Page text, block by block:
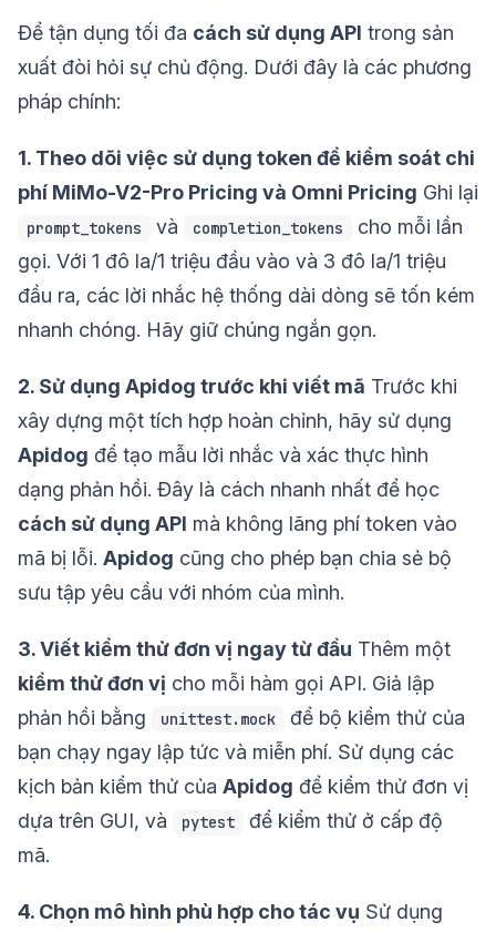
Để tận dụng tối đa cách sử dụng API trong sản
xuất đòi hỏi sự chủ động. Dưới đây là các phương
pháp chính:
1. Theo dõi việc sử dụng token để kiểm soát chi
phí MiMo-V2-Pro Pricing và Omni Pricing Ghi lại
prompt_tokens và completion_tokens
cho mỗi lần
gọi. Với 1 đô la/1 triệu đầu vào và 3 đô la/1 triệu
đầu ra, các lời nhắc hệ thống dài dòng sẽ tốn kém
nhanh chóng. Hãy giữ chúng ngắn gọn.
2. Sử dụng Apidog trước khi viết mã Trước khi
xây dựng một tích hợp hoàn chỉnh, hãy sử dụng
Apidog để tạo mẫu lời nhắc và xác thực hình
dạng phản hồi. Đây là cách nhanh nhất để học
cách sử dụng API mà không lãng phí token vào
mã bị lỗi. Apidog cũng cho phép bạn chia sẻ bộ
sưu tập yêu cầu với nhóm của mình.
3. Viết kiểm thử đơn vị ngay từ đầu Thêm một
kiểm thử đơn vị cho mỗi hàm gọi API. Giả lập
phản hồi bằng
unittest.mock
để bộ kiểm thử của
bạn chạy ngay lập tức và miễn phí. Sử dụng các
kịch bản kiểm thử của Apidog để kiểm thử đơn vị
dựa trên GUI, và
pytest
để kiểm thử ở cấp độ
mã.
4. Chọn mô hình phù hợp cho tác vụ Sử dụng